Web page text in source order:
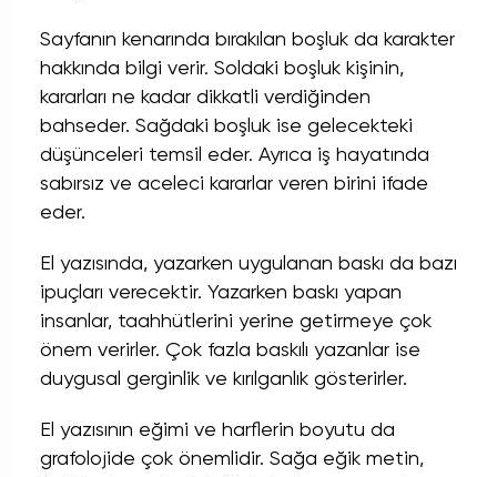
Sayfanın kenarında bırakılan boşluk da karakter
hakkında bilgi verir. Soldaki boşluk kişinin,
kararları ne kadar dikkatli verdiğinden
bahseder. Sağdaki boşluk ise gelecekteki
düşünceleri temsil eder. Ayrıca iş hayatında
sabırsız ve aceleci kararlar veren birini ifade
eder.
El yazısında, yazarken uygulanan baskı da bazı
ipuçları verecektir. Yazarken baskı yapan
insanlar, taahhütlerini yerine getirmeye çok
önem verirler. Çok fazla baskılı yazanlar ise
duygusal gerginlik ve kırılganlık gösterirler.
El yazısının eğimi ve harflerin boyutu da
grafolojide çok önemlidir. Sağa eğik metin,